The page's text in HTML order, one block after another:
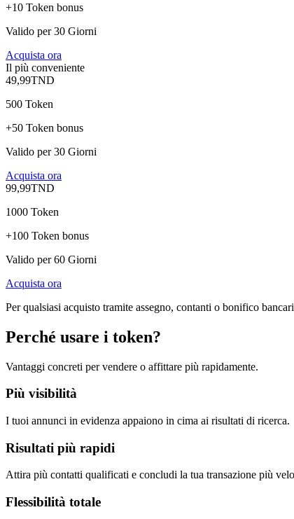
+10 Token bonus
Valido per 30 Giorni
Acquista ora
Il più conveniente
49,99TND
500 Token
+50 Token bonus
Valido per 30 Giorni
Acquista ora
99,99TND
1000 Token
+100 Token bonus
Valido per 60 Giorni
Acquista ora
Per qualsiasi acquisto tramite assegno, contanti o bonifico
Perché usare i token?
Vantaggi concreti per vendere o affittare più rapidamente.
Più visibilità
I tuoi annunci in evidenza appaiono in cima ai risultati di ricerca.
Risultati più rapidi
Attira più contatti qualificati e concludi la tua transazione più
Flessibilità totale